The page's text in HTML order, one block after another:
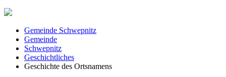
Gemeinde Schwepnitz
Gemeinde
Schwepnitz
Geschichtliches
Geschichte des Ortsnamens